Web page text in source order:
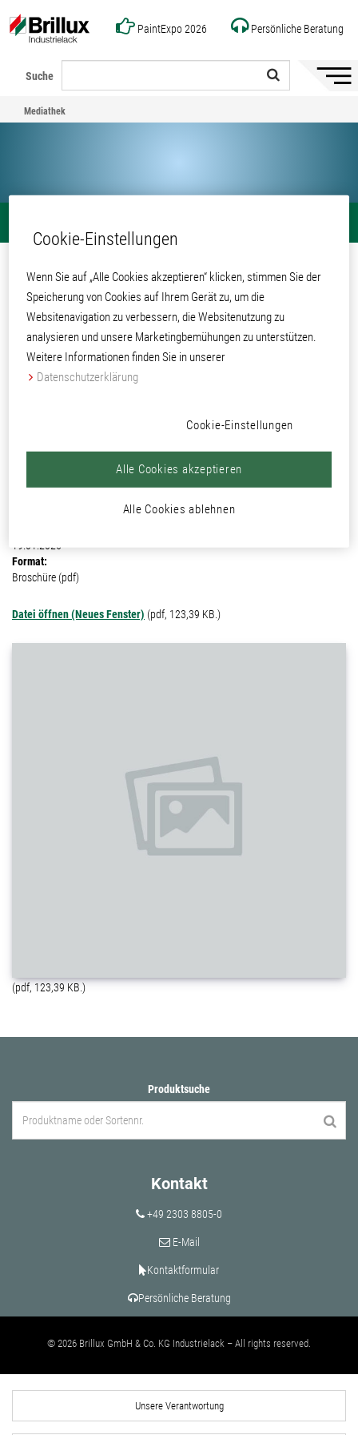
PaintExpo 2026 Persönliche Beratung
Suche
Mediathek
Zertifikat Labor Dr. Brünke MTC:
antimykotische Eigenschaften
Steriface-Pulver
5681_5682_5691_5692
Mediathek Produkte und Systeme
Das Labor Dr. Brünke MTC e. K. bescheinigt, dass die Produkte Steriface-
Pulver EP/PE 5681 und 5682 sowie Steriface-Pulver EP/AC 5691 und 5692
antimykotische Eigenschaften besitzen.
19.01.2026
Format:
Broschüre (pdf)
Datei öffnen (Neues Fenster) (pdf, 123,39 KB.)
(pdf, 123,39 KB.)
Produktsuche
Kontakt
+49 2303 8805-0
E-Mail
Kontaktformular
Persönliche Beratung
© 2026 Brillux GmbH & Co. KG Industrielack – All rights reserved.
Unsere Verantwortung
Cookie-Einstellungen
Wenn Sie auf „Alle Cookies akzeptieren“ klicken, stimmen Sie der
Speicherung von Cookies auf Ihrem Gerät zu, um die
Websitenavigation zu verbessern, die Websitenutzung zu
analysieren und unsere Marketingbemühungen zu unterstützen.
Weitere Informationen finden Sie in unserer
Datenschutzerklärung
Cookie-Einstellungen
Alle Cookies ablehnen
Alle Cookies akzeptieren